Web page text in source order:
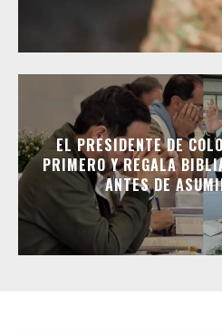
EL PRESIDENTE DE
PRIMERO Y REGALA
ANTES DE